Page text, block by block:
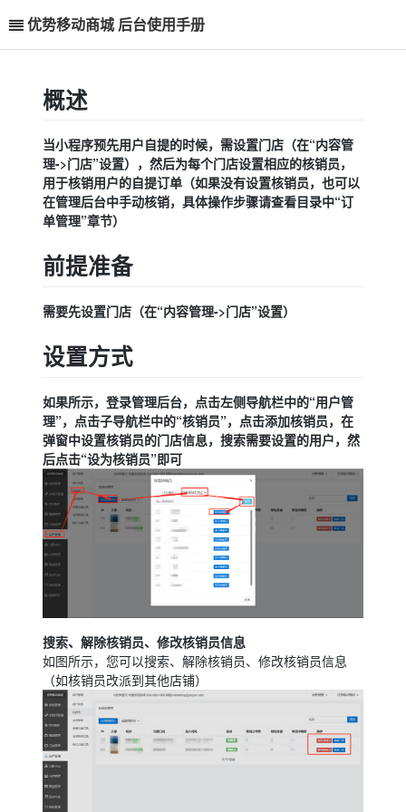
优势移动商城 后台使用手册
概述
当小程序预先用户自提的时候，需设置门店（在“内容管
理->门店”设置），然后为每个门店设置相应的核销员，
用于核销用户的自提订单（如果没有设置核销员，也可以
在管理后台中手动核销，具体操作步骤请查看目录中“订
单管理”章节）
前提准备
需要先设置门店（在“内容管理->门店”设置）
设置方式
如果所示，登录管理后台，点击左侧导航栏中的“用户管
理”，点击子导航栏中的“核销员”，点击添加核销员，在
弹窗中设置核销员的门店信息，搜索需要设置的用户，然
后点击“设为核销员”即可
搜索、解除核销员、修改核销员信息
如图所示，您可以搜索、解除核销员、修改核销员信息
（如核销员改派到其他店铺）